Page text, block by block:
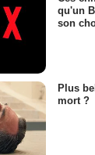
qu'un
son
Plus
mort ?